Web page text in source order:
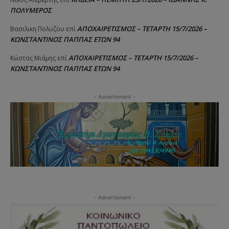
ΠΟΛΥΜΕΡΟΣ
Βασιλικη Πολυζου επίΑΠΟΧΑΙΡΕΤΙΣΜΟΣ – ΤΕΤΑΡΤΗ 15/7/2026 –
ΚΩΝΣΤΑΝΤΙΝΟΣ ΠΑΠΠΑΣ ΕΤΩΝ 94
Κώστας Μιάμης επίΑΠΟΧΑΙΡΕΤΙΣΜΟΣ – ΤΕΤΑΡΤΗ 15/7/2026 –
ΚΩΝΣΤΑΝΤΙΝΟΣ ΠΑΠΠΑΣ ΕΤΩΝ 94
- Advertisment -
- Advertisment -